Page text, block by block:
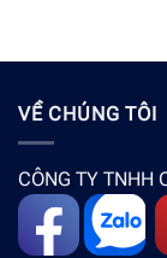
VỀ CHÚNG TÔI
CÔNG TY TNHH